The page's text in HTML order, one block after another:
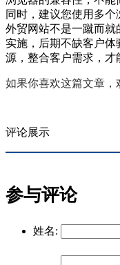
同时，建议您使用多
外贸网站不是一蹴而
实施，后期不缺客户
源，整合客户需求，才
如果你喜欢这篇文章，
评论展示
参与评论
姓名: